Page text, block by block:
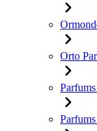
Orto